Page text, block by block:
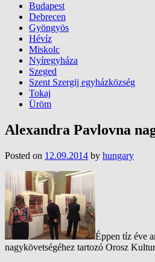
Budapest
Debrecen
Gyöngyös
Hévíz
Miskolc
Nyíregyháza
Szeged
Szent Szergij egyházközség
Tokaj
Üröm
Alexandra Pavlovna
Posted on 12.09.2014 by hungary
Éppen tíz éve
nagykövetségéhez tartozó Orosz